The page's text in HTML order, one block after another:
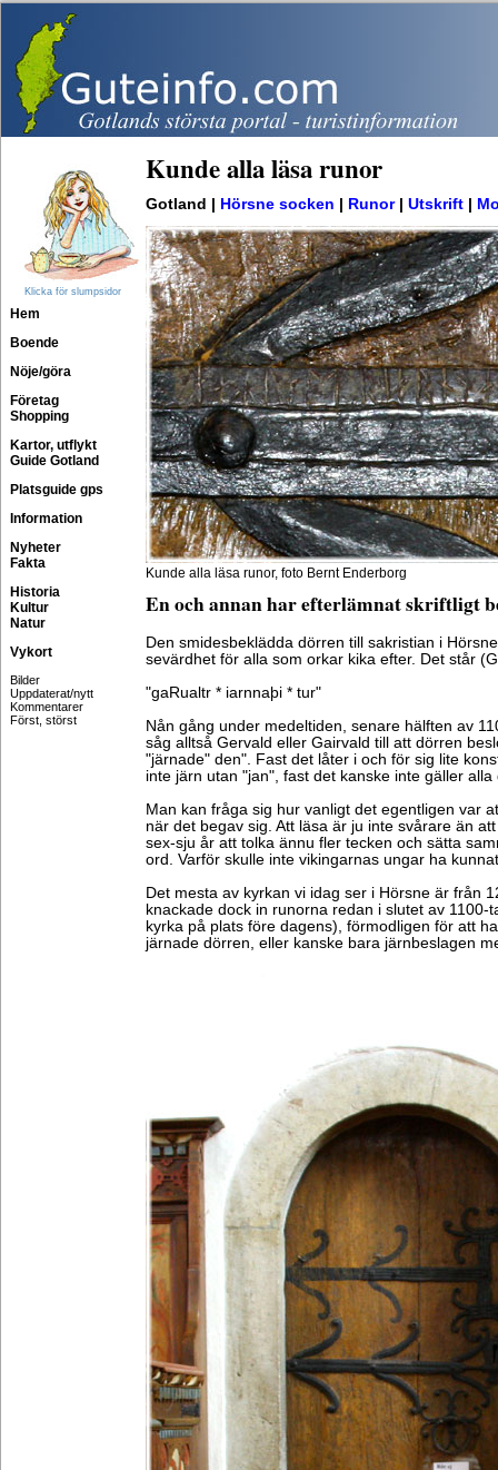
Klicka för slumpsidor
Hem
Boende
Nöje/göra
Företag
Shopping
Kartor, utflykt
Guide Gotland
Platsguide gps
Information
Nyheter
Fakta
Historia
Kultur
Natur
Vykort
Bilder
Uppdaterat/nytt
Kommentarer
Först, störst
Kunde alla läsa runor
Gotland | Hörsne socken Runor| Utskrift
Kunde alla läsa runor, foto Bernt Enderborg
En och annan har efterlämnat skriftligt
Den smidesbeklädda dörren till sakristian i
sevärdhet för alla som orkar kika efter. Det står
"gaRualtr * iarnnaþi * tur"
Nån gång under medeltiden, senare hälften av
såg alltså Gervald eller Gairvald till att dörren
"järnade" den". Fast det låter i och för sig lite
inte järn utan "jan", fast det kanske inte gäller alla
Man kan fråga sig hur vanligt det egentligen var
när det begav sig. Att läsa är ju inte svårare än
sex-sju år att tolka ännu fler tecken och sätta
ord. Varför skulle inte vikingarnas ungar ha
Det mesta av kyrkan vi idag ser i Hörsne är från
knackade dock in runorna redan i slutet av 1100-
kyrka på plats före dagens), förmodligen för att
järnade dörren, eller kanske bara järnbeslagen